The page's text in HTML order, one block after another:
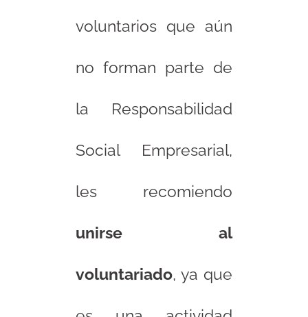
voluntarios que aún
no forman parte de
la Responsabilidad
Social Empresarial,
les recomiendo
unirse al
voluntariado, ya que